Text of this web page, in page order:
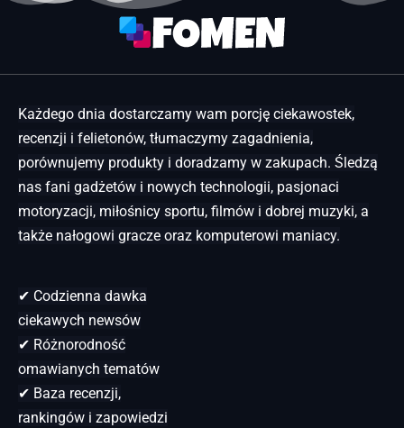
Każdego dnia dostarczamy wam porcję ciekawostek,
recenzji i felietonów, tłumaczymy zagadnienia,
porównujemy produkty i doradzamy w zakupach. Śledzą
nas fani gadżetów i nowych technologii, pasjonaci
motoryzacji, miłośnicy sportu, filmów i dobrej muzyki, a
także nałogowi gracze oraz komputerowi maniacy.
✔ Codzienna dawka
ciekawych newsów
✔ Różnorodność
omawianych tematów
✔ Baza recenzji,
rankingów i zapowiedzi